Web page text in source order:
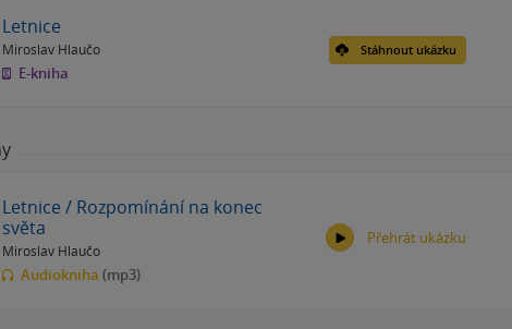
Letnice
Miroslav Hlaučo
E-kniha
Stáhnout ukázku
Letnice / Rozpomínání na konec
světa
Miroslav Hlaučo
Audiokniha (mp3)
Přehrát ukázku